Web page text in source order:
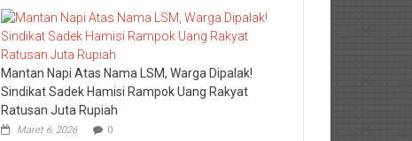
Mantan Napi Atas Nama LSM, Warga Dipalak!
Sindikat Sadek Hamisi Rampok Uang Rakyat
Ratusan Juta Rupiah
Maret 6, 2026 0